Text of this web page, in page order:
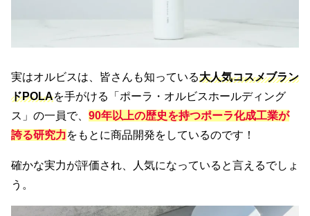
実はオルビスは、皆さんも知っている大人気コスメブラン
ドPOLAを手がける「ポーラ・オルビスホールディング
ス」の一員で、 90年以上の歴史を持つポーラ化成工業が
誇る研究力をもとに商品開発をしているのです！
確かな実力が評価され、人気になっていると言えるでしょ
う。